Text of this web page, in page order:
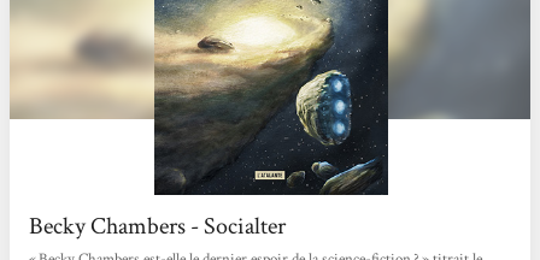
Becky Chambers - Socialter